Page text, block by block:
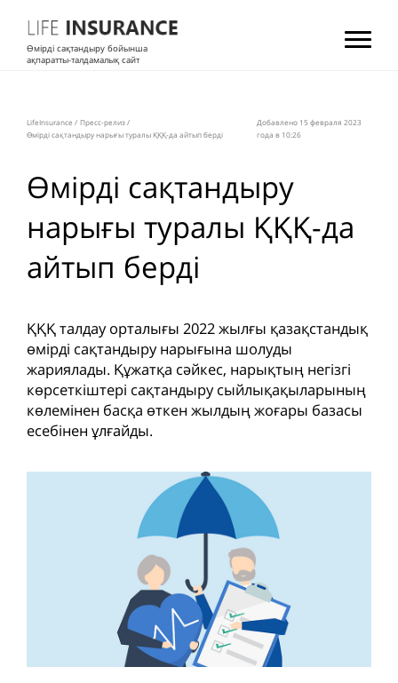
Өмірді сақтандыру бойынша
ақпаратты-талдамалық сайт
LifeInsurance / Пресс-релиз/
Өмірді сақтандыру нарығы туралы ҚҚҚ-да айтып берді
Добавлено 15 февраля 2023
года в 10:26
Өмірді сақтандыру
нарығы туралы ҚҚҚ-да
айтып берді
ҚҚҚ талдау орталығы 2022 жылғы қазақстандық
өмірді сақтандыру нарығына шолуды
жариялады. Құжатқа сәйкес, нарықтың негізгі
көрсеткіштері сақтандыру сыйлықақыларының
көлемінен басқа өткен жылдың жоғары базасы
есебінен ұлғайды.